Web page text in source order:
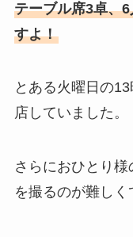
テーブル席3卓、
すよ！
とある火曜日の
店していました。
さらにおひとり
を撮るのが難し